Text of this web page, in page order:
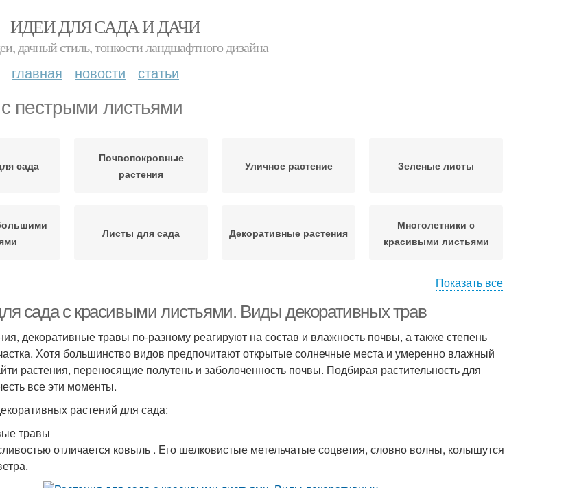
ИДЕИ ДЛЯ САДА И ДАЧИ
дачный стиль, тонкости ландшафтного дизайна
главная новости статьи
пестрыми листьями
сада
Почвопокровные
растения
Уличное растение Зеленые листы
Листы для сада Декоративные растения
Многолетники с
красивыми листьями
Показать все
сада с красивыми листьями. Виды декоративных трав
декоративные травы по-разному реагируют на состав и влажность почвы, а также степень
Хотя большинство видов предпочитают открытые солнечные места и умеренно влажный
растения, переносящие полутень и заболоченность почвы. Подбирая растительность для
все эти моменты.
растений для сада:
травы
отличается ковыль . Его шелковистые метельчатые соцветия, словно волны, колышутся